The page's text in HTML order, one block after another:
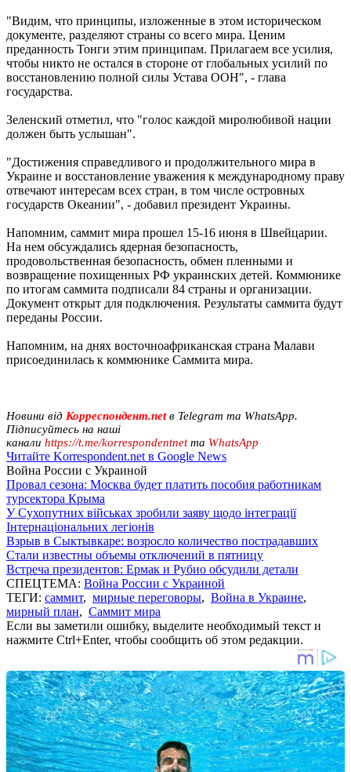
"Видим, что принципы, изложенные в этом историческом
документе, разделяют страны со всего мира. Ценим
преданность Тонги этим принципам. Прилагаем все усилия,
чтобы никто не остался в стороне от глобальных усилий по
восстановлению полной силы Устава ООН", - глава
государства.
Зеленский отметил, что "голос каждой миролюбивой нации
должен быть услышан".
"Достижения справедливого и продолжительного мира в
Украине и восстановление уважения к международному праву
отвечают интересам всех стран, в том числе островных
государств Океании", - добавил президент Украины.
Напомним, саммит мира прошел 15-16 июня в Швейцарии.
На нем обсуждались ядерная безопасность,
продовольственная безопасность, обмен пленными и
возвращение похищенных РФ украинских детей. Коммюнике
по итогам саммита подписали 84 страны и организации.
Документ открыт для подключения. Результаты саммита будут
переданы России.
Напомним, на днях восточноафриканская страна Малави
присоединилась к коммюнике Саммита мира.
Новини від Корреспондент.netв Telegram та WhatsApp.
Підписуйтесь на наші
канали https://t.me/korrespondentnetта WhatsApp
Читайте Korrespondent.net в Google News
Война России с Украиной
Провал сезона: Москва будет платить пособия работникам
турсектора Крыма
У Сухопутних військах зробили заяву щодо інтеграції
Інтернаціональних легіонів
Взрыв в Сыктывкаре: возросло количество пострадавших
Стали известны объемы отключений в пятницу
Встреча президентов: Ермак и Рубио обсудили детали
СПЕЦТЕМА: Война России с Украиной
ТЕГИ: саммит, мирные переговоры, Война в Украине,
мирный план, Саммит мира
Если вы заметили ошибку, выделите необходимый текст и
нажмите Ctrl+Enter, чтобы сообщить об этом редакции.